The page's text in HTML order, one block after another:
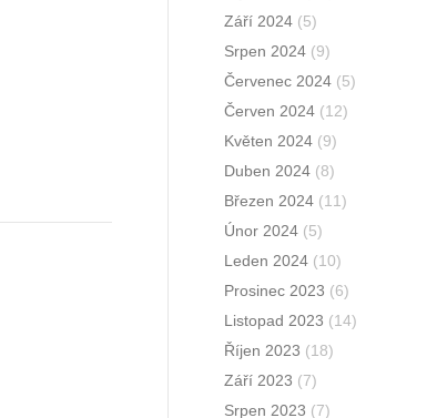
Září 2024 (5)
Srpen 2024 (9)
Červenec 2024 (5)
Červen 2024 (12)
Květen 2024 (9)
Duben 2024 (8)
Březen 2024 (11)
Únor 2024 (5)
Leden 2024 (10)
Prosinec 2023 (6)
Listopad 2023 (14)
Říjen 2023 (18)
Září 2023 (7)
Srpen 2023 (7)